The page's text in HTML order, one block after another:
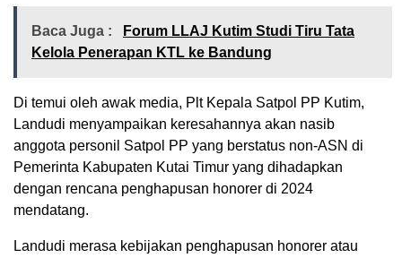
Baca Juga :
Forum LLAJ Kutim Studi Tiru Tata
Kelola Penerapan KTL ke Bandung
Di temui oleh awak media, Plt Kepala Satpol PP Kutim,
Landudi menyampaikan keresahannya akan nasib
anggota personil Satpol PP yang berstatus non-ASN di
Pemerinta Kabupaten Kutai Timur yang dihadapkan
dengan rencana penghapusan honorer di 2024
mendatang.
Landudi merasa kebijakan penghapusan honorer atau